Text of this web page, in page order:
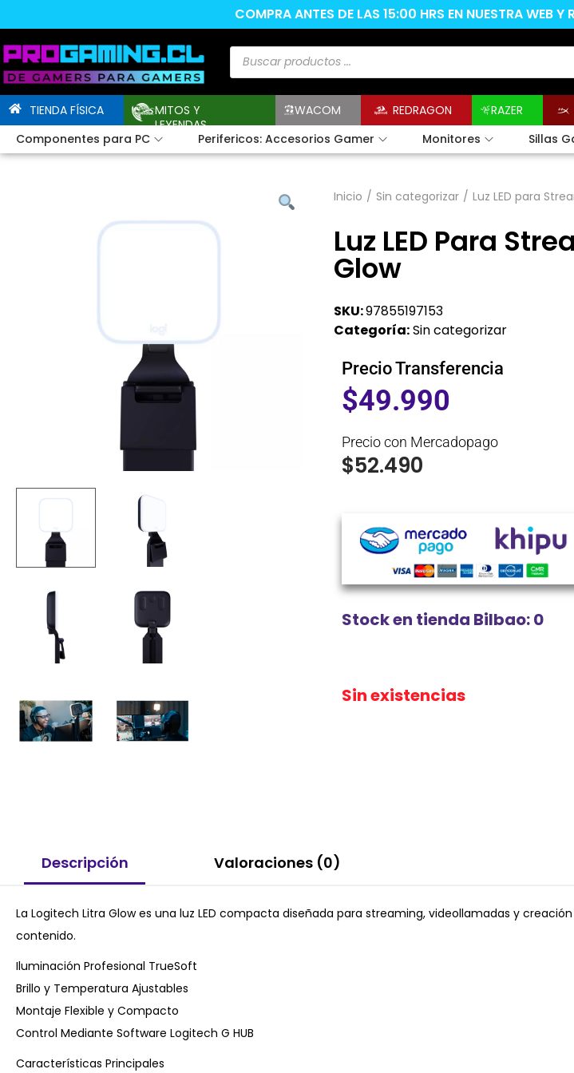
COMPRA ANTES DE LAS 15:00 HRS EN NUESTRA WEB
TIENDA FÍSICA
MITOS Y
LEYENDAS
WACOM REDRAGON RAZER
Componentes para PC
Perifericos: Accesorios Gamer Monitores Sillas
Inicio / Sin categorizar / Luz LED para
Luz LED Para
Glow
SKU:97855197153
Categoría:Sin categorizar
Precio Transferencia
$49.990
Precio con Mercadopago
$52.490
Stock en tienda Bilbao: 0
Sin existencias
Descripción Valoraciones (0)
La Logitech Litra Glow es una luz LED compacta diseñada para streaming, videollamadas y
contenido.
Iluminación Profesional TrueSoft
Brillo y Temperatura Ajustables
Montaje Flexible y Compacto
Control Mediante Software Logitech G HUB
Características Principales